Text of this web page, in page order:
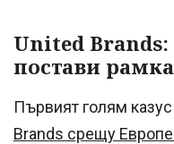
United Brands:
постави
Първият голям
Brands срещу